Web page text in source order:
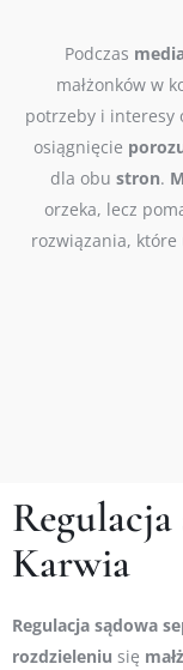
Podczas
małżonków w
potrzeby i interesy
osiągnięcie
dla obu stron.
orzeka, lecz
rozwiązania,
Karwia
Regulacja sądowa
rozdzieleniu się